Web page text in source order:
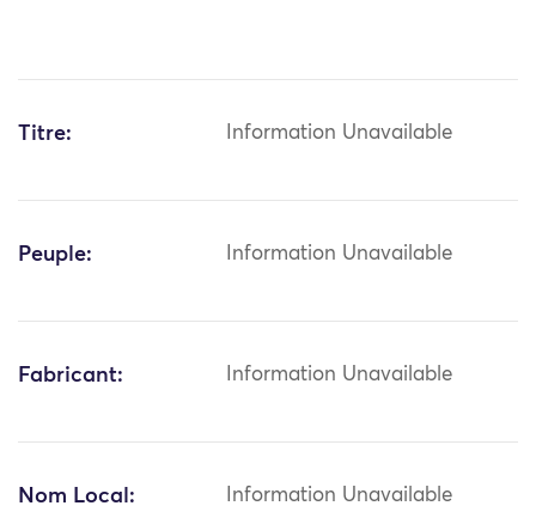
Titre: Information Unavailable
Peuple: Information Unavailable
Fabricant: Information Unavailable
Nom Local: Information Unavailable